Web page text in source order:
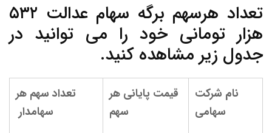
تعداد هرسهم برگه سهام عدالت ۵۳۲
هزار تومانی خود را می توانید در
جدول زیر مشاهده کنید.
نام شرکت
سهامی
قیمت پایانی هر
سهم
تعداد سهم هر
سهامدار